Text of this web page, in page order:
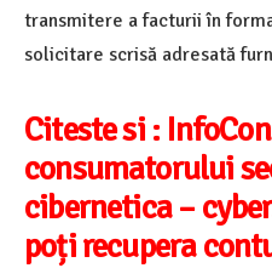
transmitere a facturii în
solicitare scrisă adresată
Citeste si :
consumatorului
cibernetica –
poți recupera